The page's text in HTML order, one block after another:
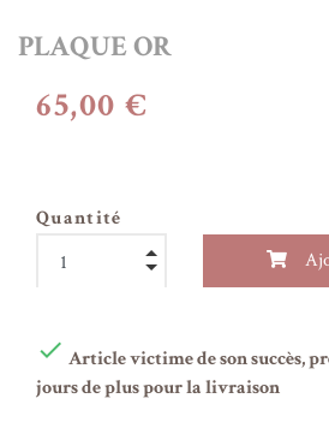
PLAQUE OR
65,00 €
Quantité
 Article victime de son succès,
jours de plus pour la livraison